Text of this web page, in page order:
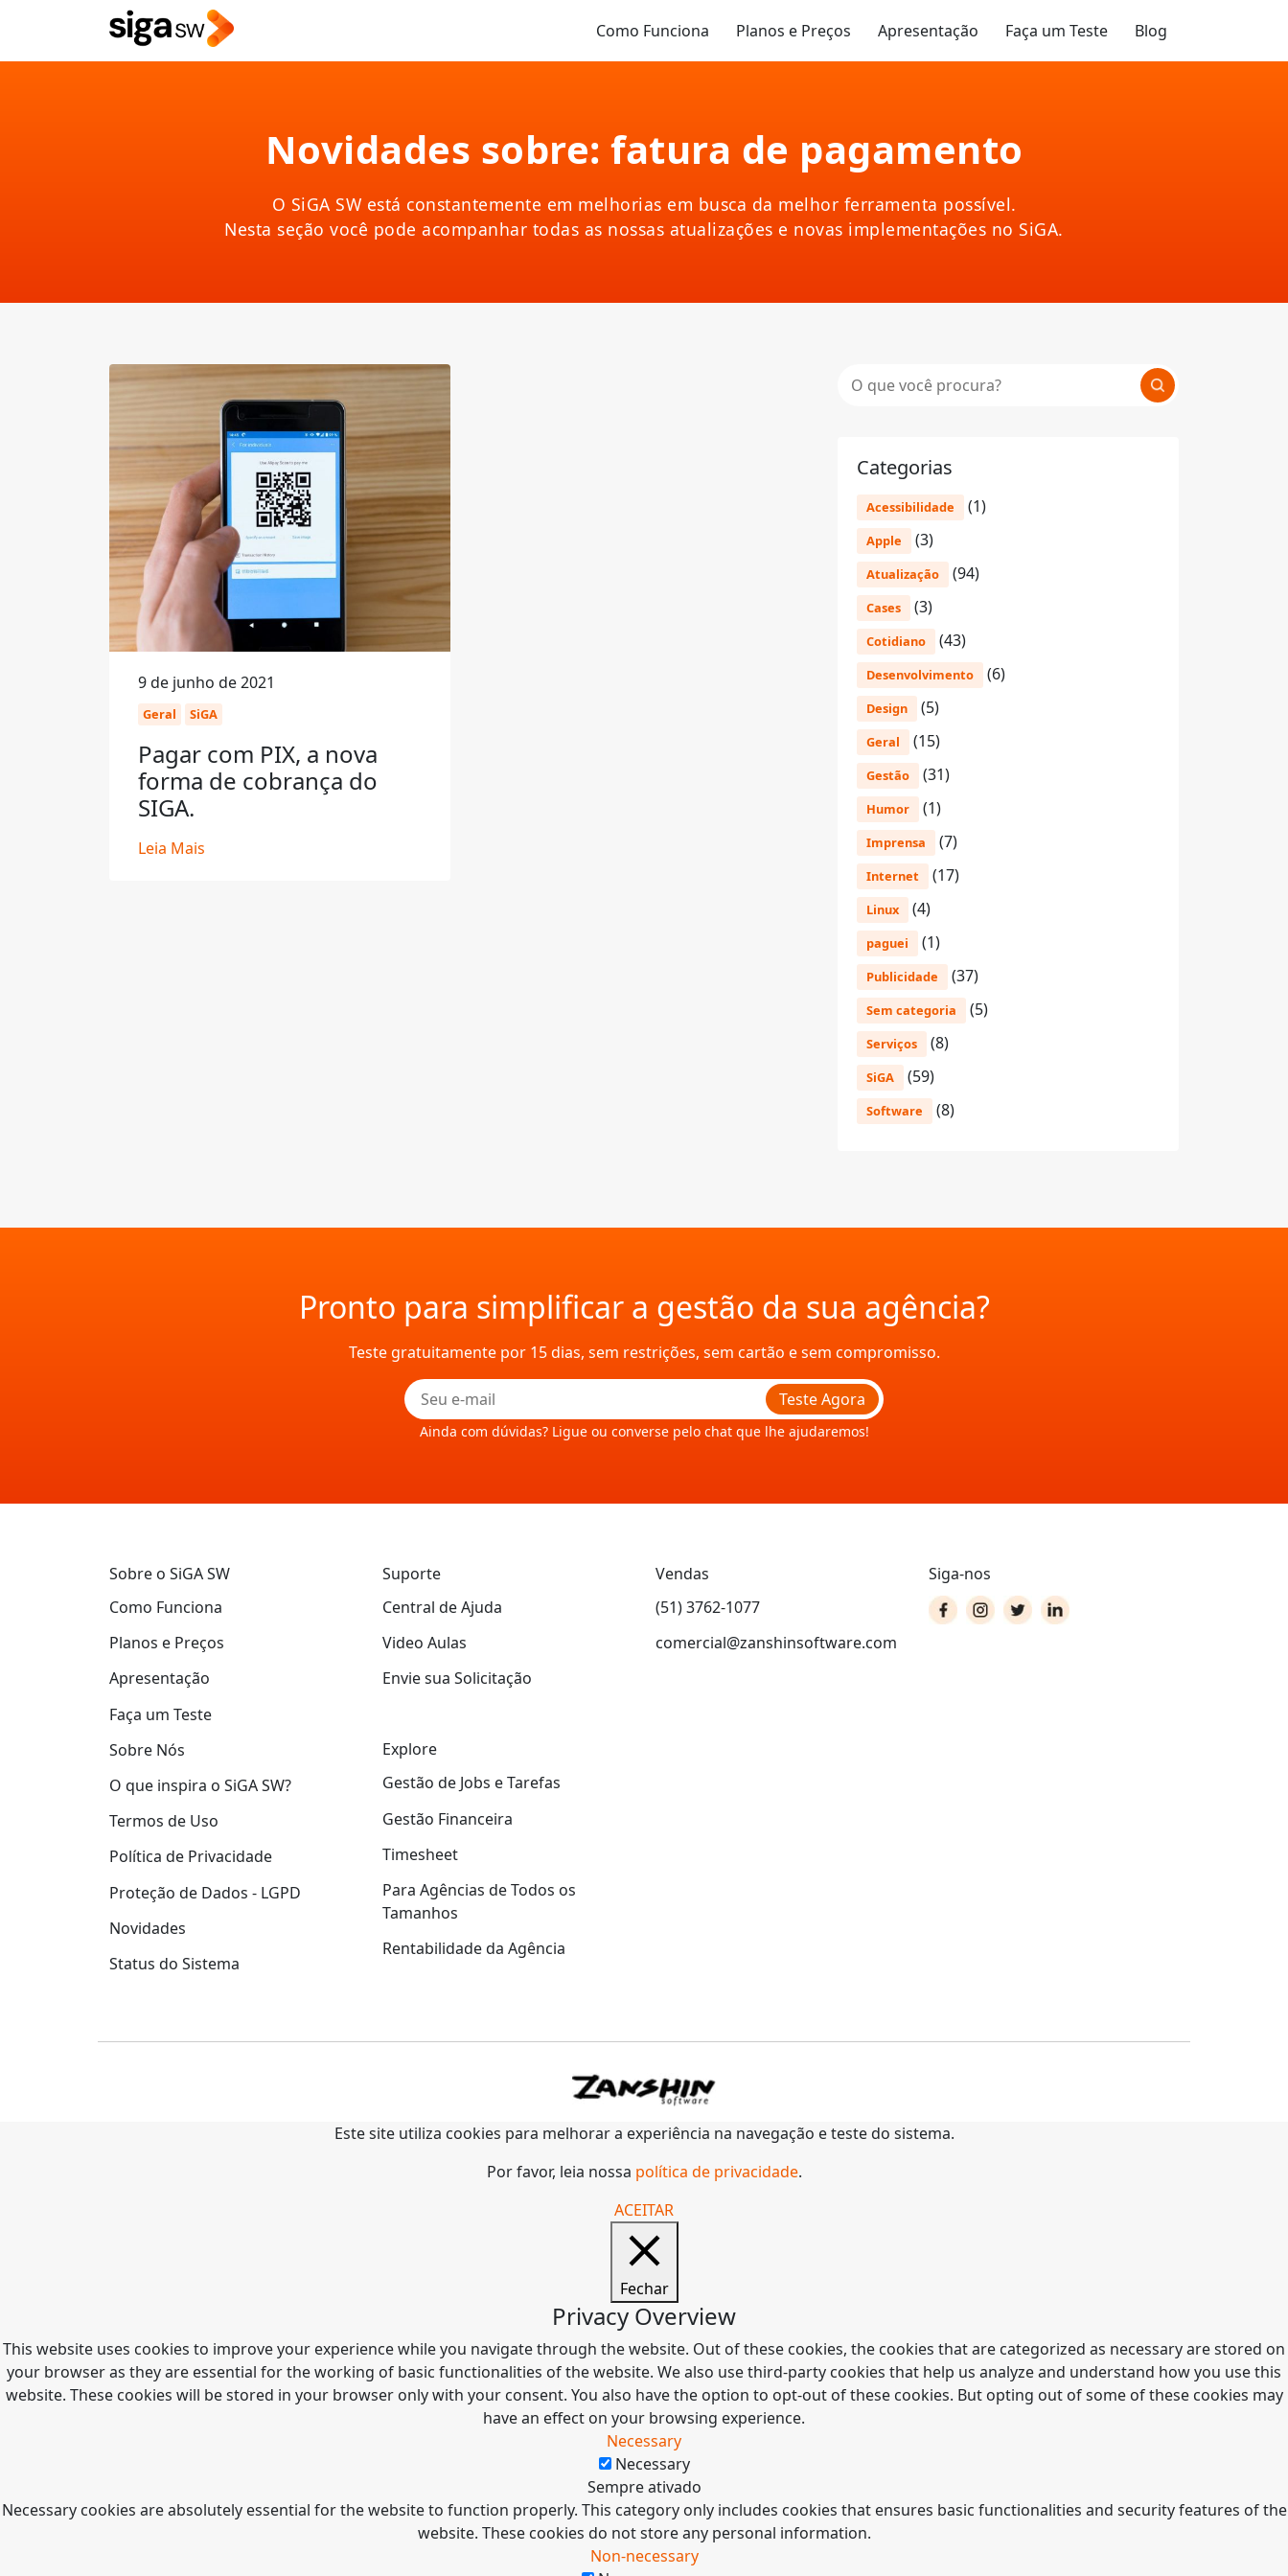
Como Funciona Planos e Preços Apresentação Faça um Teste Blog
Novidades sobre: fatura de pagamento
O SiGA SW está constantemente em melhorias em busca da melhor ferramenta possível.
Nesta seção você pode acompanhar todas as nossas atualizações e novas implementações no SiGA.
Categorias
Acessibilidade (1)
Apple (3)
Atualização (94)
Cases (3)
Cotidiano (43)
Desenvolvimento (6)
Design (5)
Geral (15)
Gestão (31)
Humor (1)
Imprensa (7)
Internet (17)
Linux (4)
paguei (1)
Publicidade (37)
Sem categoria (5)
Serviços (8)
SiGA (59)
Software (8)
9 de junho de 2021
Geral SiGA
Pagar com PIX, a nova
forma de cobrança do
SIGA.
Leia Mais
Pronto para simplificar a gestão da sua agência?
Teste gratuitamente por 15 dias, sem restrições, sem cartão e sem compromisso.
Teste Agora
Ainda com dúvidas? Ligue ou converse pelo chat que lhe ajudaremos!
Sobre o SiGA SW
Como Funciona
Planos e Preços
Apresentação
Faça um Teste
Sobre Nós
O que inspira o SiGA SW?
Termos de Uso
Política de Privacidade
Proteção de Dados - LGPD
Novidades
Status do Sistema
Suporte
Central de Ajuda
Video Aulas
Envie sua Solicitação
Explore
Gestão de Jobs e Tarefas
Gestão Financeira
Timesheet
Para Agências de Todos os
Tamanhos
Rentabilidade da Agência
Vendas
(51) 3762-1077
comercial@zanshinsoftware.com
Siga-nos
Este site utiliza cookies para melhorar a experiência na navegação e teste do sistema.
Por favor, leia nossa política de privacidade.
ACEITAR
Fechar
Privacy Overview
This website uses cookies to improve your experience while you navigate through the website. Out of these cookies, the cookies that are categorized as necessary are stored on
your browser as they are essential for the working of basic functionalities of the website. We also use third-party cookies that help us analyze and understand how you use this
website. These cookies will be stored in your browser only with your consent. You also have the option to opt-out of these cookies. But opting out of some of these cookies may
have an effect on your browsing experience.
Necessary
Necessary
Sempre ativado
Necessary cookies are absolutely essential for the website to function properly. This category only includes cookies that ensures basic functionalities and security features of the
website. These cookies do not store any personal information.
Non-necessary